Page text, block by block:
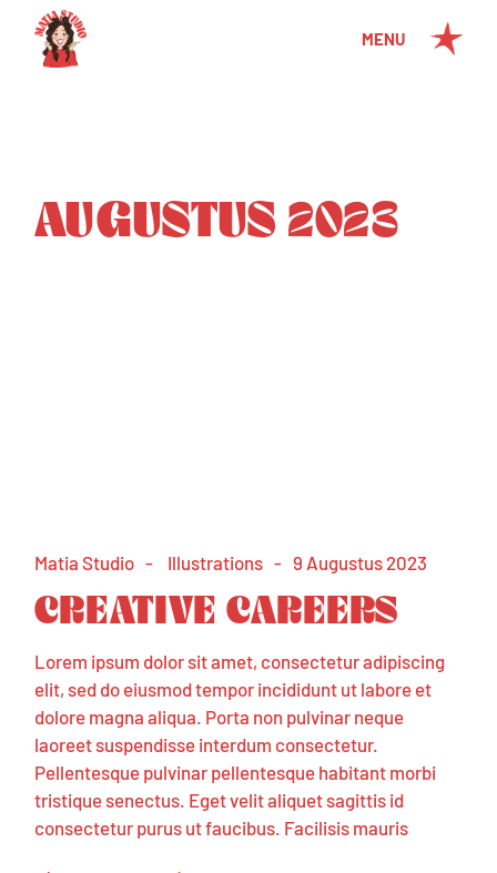
MENU
AUGUSTUS 2023
Matia Studio Illustrations 9 Augustus 2023
CREATIVE CAREERS
Lorem ipsum dolor sit amet, consectetur adipiscing
elit, sed do eiusmod tempor incididunt ut labore et
dolore magna aliqua. Porta non pulvinar neque
laoreet suspendisse interdum consectetur.
Pellentesque pulvinar pellentesque habitant morbi
tristique senectus. Eget velit aliquet sagittis id
consectetur purus ut faucibus. Facilisis mauris